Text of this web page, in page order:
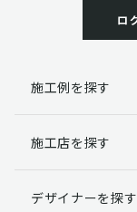
客様には、貴殿
理・機密保持な
個人情報提
す。
ロ
施工例を探す
施工店を探す
デザイナーを探す